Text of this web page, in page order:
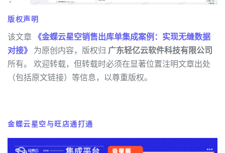
版权声明
该文章 《金蝶云星空销售出库单集成案例：实现无缝数据
对接》 为原创内容，版权归 广东轻亿云软件科技有限公司
所有。 欢迎转载，但转载时必须在显著位置注明文章出处
（包括原文链接）等信息，以尊重版权。
金蝶云星空与旺店通打通